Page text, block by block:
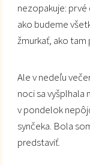
nezopakuje: prvé
ako budeme
žmurkať, ako
Ale v nedeľu
noci sa vyšplhala
v pondelok
synčeka. Bola
predstaviť.